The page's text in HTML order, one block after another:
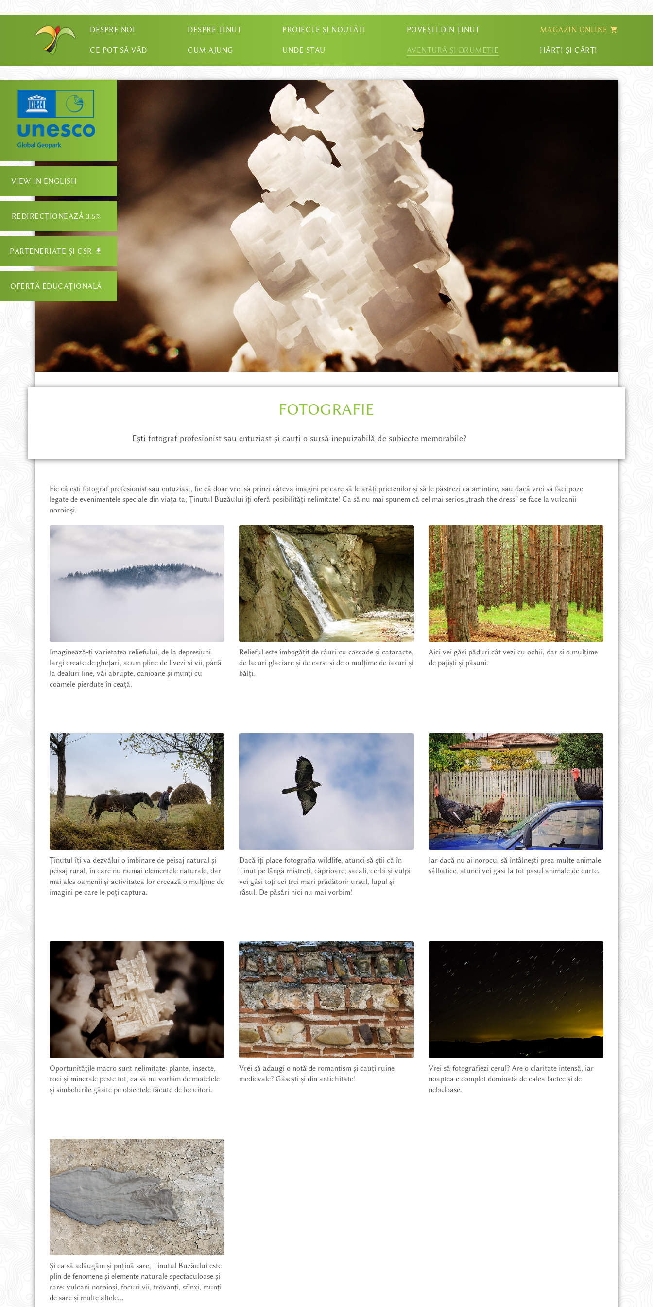
DESPRE NOI DESPRE ȚINUT PROIECTE ȘI NOUTĂȚI POVEȘTI DIN ȚINUT MAGAZIN ONLINE
CE POT SĂ VĂD CUM AJUNG UNDE STAU AVENTURĂ ȘI DRUMEȚIE HĂRȚI ȘI CĂRȚI
VIEW IN ENGLISH
PARTENERIATE ȘI CSR
DESPRE NOI
DESPRE ȚINUT
POVEȘTI DIN ȚINUT
MAGAZIN ONLINE
CE POT SĂ VĂD
CUM AJUNG
UNDE STAU
HĂRȚI ȘI CĂRȚI
VIEW IN ENGLISH
REDIRECȚIONEAZĂ 3.5%
PARTENERIATE ȘI CSR
OFERTĂ EDUCAȚIONALĂ
FOTOGRAFIE
Ești fotograf profesionist sau entuziast și cauți o sursă inepuizabilă de subiecte memorabile?
Fie că ești fotograf profesionist sau entuziast, fie că doar vrei să prinzi câteva imagini pe care să le arăți prietenilor și să le păstrezi ca amintire, sau dacă vrei să faci poze
legate de evenimentele speciale din viața ta, Ținutul Buzăului îți oferă posibilități nelimitate! Ca să nu mai spunem că cel mai serios „trash the dress” se face la vulcanii
noroioși.
Imaginează-ți varietatea reliefului, de la depresiuni
largi create de ghețari, acum pline de livezi și vii, până
la dealuri line, văi abrupte, canioane și munți cu
coamele pierdute în ceață.
Relieful este îmbogățit de râuri cu cascade și cataracte,
de lacuri glaciare și de carst și de o mulțime de iazuri și
bălți.
Aici vei găsi păduri cât vezi cu ochii, dar și o mulțime
de pajiști și pășuni.
Ținutul îți va dezvălui o îmbinare de peisaj natural și
peisaj rural, în care nu numai elementele naturale, dar
mai ales oamenii și activitatea lor creează o mulțime de
imagini pe care le poți captura.
Dacă îți place fotografia wildlife, atunci să știi că în
Ținut pe lângă mistreți, căprioare, șacali, cerbi și vulpi
vei găsi toți cei trei mari prădători: ursul, lupul și
râsul. De păsări nici nu mai vorbim!
Iar dacă nu ai norocul să întâlnești prea multe animale
sălbatice, atunci vei găsi la tot pasul animale de curte.
Oportunitățile macro sunt nelimitate: plante, insecte,
roci și minerale peste tot, ca să nu vorbim de modelele
și simbolurile găsite pe obiectele făcute de locuitori.
Vrei să adaugi o notă de romantism și cauți ruine
medievale? Găsești și din antichitate!
Vrei să fotografiezi cerul? Are o claritate intensă, iar
noaptea e complet dominată de calea lactee și de
nebuloase.
Și ca să adăugăm și puțină sare, Ținutul Buzăului este
plin de fenomene și elemente naturale spectaculoase și
rare: vulcani noroioși, focuri vii, trovanți, sfinxi, munți
de sare și multe altele...